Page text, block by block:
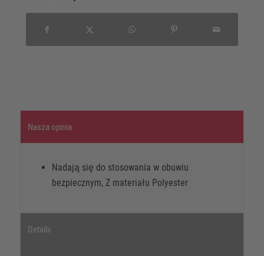
Nasza opinia
Nadają się do stosowania w obuwiu
bezpiecznym, Z materiału Polyester
Details